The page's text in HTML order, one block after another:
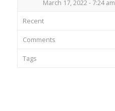
March 17, 2022 - 7:24 am
Recent
Comments
Tags